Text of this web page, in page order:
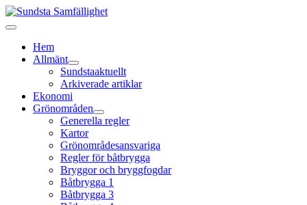
Hem
Allmänt
Sundstaaktuellt
Arkiverade artiklar
Ekonomi
Grönområden
Generella regler
Kartor
Grönområdesansvariga
Regler för båtbrygga
Bryggor och bryggfogdar
Båtbrygga 1
Båtbrygga 3